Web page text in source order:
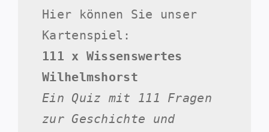
Hier können Sie unser
Kartenspiel:
111 x Wissenswertes
Wilhelmshorst
Ein Quiz mit 111 Fragen
zur Geschichte und